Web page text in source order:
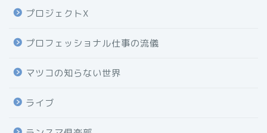
プロジェクトX
プロフェッショナル仕事の流儀
マツコの知らない世界
ライブ